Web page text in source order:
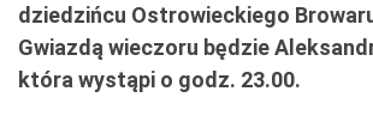
dziedzińcu Ostrowieckiego
Gwiazdą wieczoru będzie
która wystąpi o godz. 23.00.